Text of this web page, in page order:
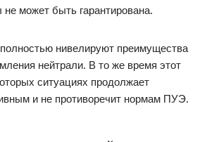
может быть гарантирована.
нивелируют преимущества
нейтрали. В то же время этот
ситуациях продолжает
и не противоречит нормам ПУЭ.